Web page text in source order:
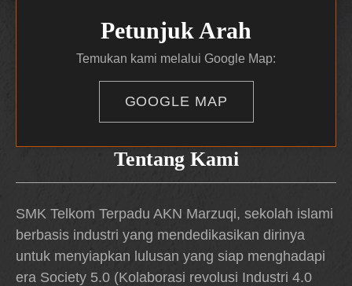
Tentang Kami
SMK Telkom Terpadu AKN Marzuqi, sekolah islami
berbasis industri yang mendedikasikan dirinya
untuk menyiapkan lulusan yang siap menghadapi
era Society 5.0 (Kolaborasi revolusi Industri 4.0
Petunjuk Arah
Temukan kami melalui Google Map:
GOOGLE MAP